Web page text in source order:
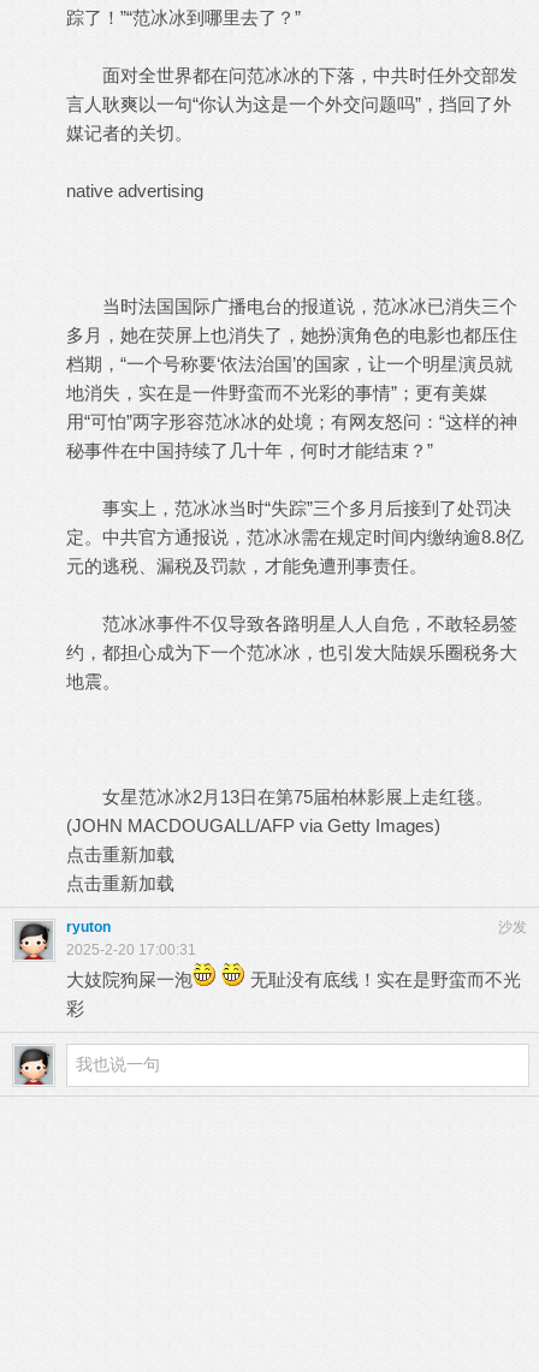
踪了！”“范冰冰到哪里去了？”
面对全世界都在问范冰冰的下落，中共时任外交部发
言人耿爽以一句“你认为这是一个外交问题吗”，挡回了外
媒记者的关切。
native advertising
当时法国国际广播电台的报道说，范冰冰已消失三个
多月，她在荧屏上也消失了，她扮演角色的电影也都压住
档期，“一个号称要‘依法治国’的国家，让一个明星演员就
地消失，实在是一件野蛮而不光彩的事情”；更有美媒
用“可怕”两字形容范冰冰的处境；有网友怒问：“这样的神
秘事件在中国持续了几十年，何时才能结束？”
事实上，范冰冰当时“失踪”三个多月后接到了处罚决
定。中共官方通报说，范冰冰需在规定时间内缴纳逾8.8亿
元的逃税、漏税及罚款，才能免遭刑事责任。
范冰冰事件不仅导致各路明星人人自危，不敢轻易签
约，都担心成为下一个范冰冰，也引发大陆娱乐圈税务大
地震。
女星范冰冰2月13日在第75届柏林影展上走红毯。
(JOHN MACDOUGALL/AFP via Getty Images)
点击重新加载
点击重新加载
沙发
ryuton
2025-2-20 17:00:31
大妓院狗屎一泡
无耻没有底线！实在是野蛮而不光
彩